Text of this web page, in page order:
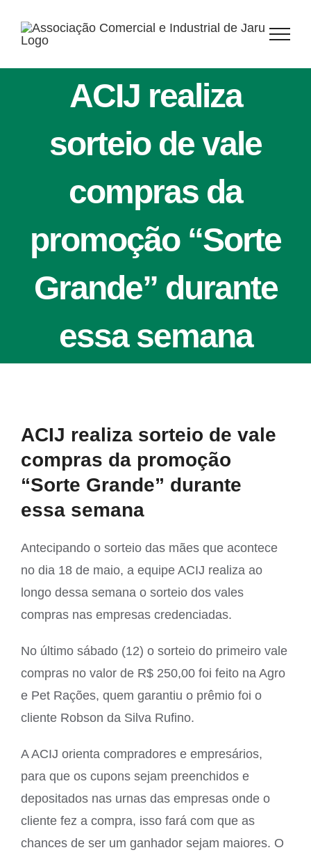
para
ACIJ realiza
sorteio de vale
compras da
promoção “Sorte
Grande” durante
essa semana
Larger
Image
ACIJ realiza sorteio de vale
compras da promoção
“Sorte Grande” durante
essa semana
Antecipando o sorteio das mães que acontece
no dia 18 de maio, a equipe ACIJ realiza ao
longo dessa semana o sorteio dos vales
compras nas empresas credenciadas.
No último sábado (12) o sorteio do primeiro vale
compras no valor de R$ 250,00 foi feito na Agro
e Pet Rações, quem garantiu o prêmio foi o
cliente Robson da Silva Rufino.
A ACIJ orienta compradores e empresários,
para que os cupons sejam preenchidos e
depositados nas urnas das empresas onde o
cliente fez a compra, isso fará com que as
chances de ser um ganhador sejam maiores. O